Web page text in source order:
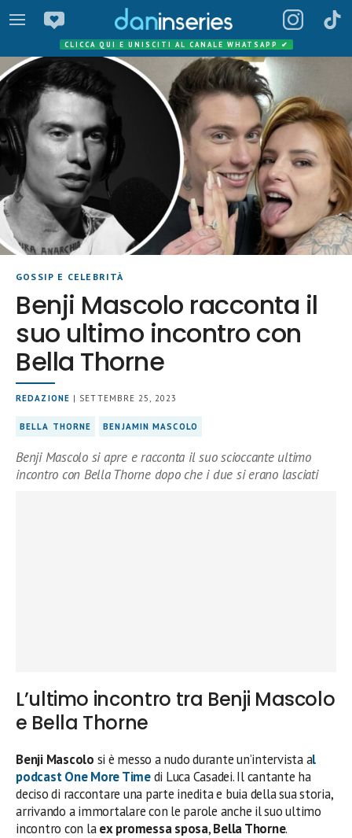
CLICCA QUI E UNISCITI AL CANALE WHATSAPP ✔
GOSSIP E CELEBRITÀ
Benji Mascolo racconta il
suo ultimo incontro con
Bella Thorne
REDAZIONE | SETTEMBRE 25, 2023
BELLA THORNE BENJAMIN MASCOLO
Benji Mascolo si apre e racconta il suo scioccante ultimo
incontro con Bella Thorne dopo che i due si erano lasciati
L’ultimo incontro tra Benji Mascolo
e Bella Thorne
Benji Mascolo si è messo a nudo durante un’intervista al
podcast One More Timedi Luca Casadei. Il cantante ha
deciso di raccontare una parte inedita e buia della sua storia,
arrivando a immortalare con le parole anche il suo ultimo
incontro con laex promessa sposa,Bella Thorne.